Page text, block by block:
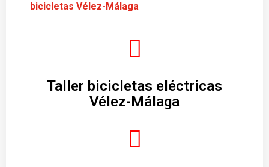
bicicletas Vélez-Málaga
Taller bicicletas eléctricas
Vélez-Málaga